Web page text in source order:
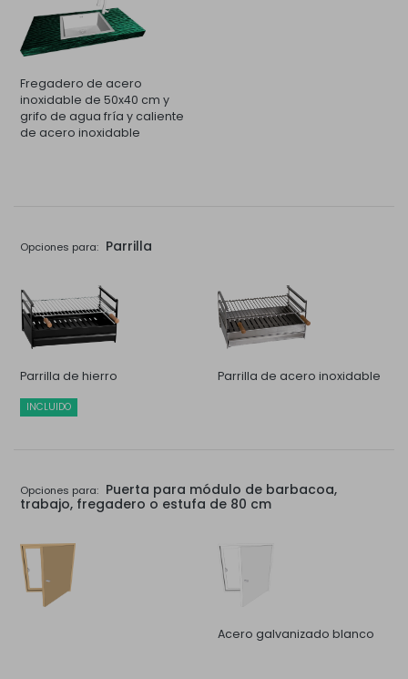
Fregadero de acero
inoxidable de 50x40 cm y
grifo de agua fría y caliente
de acero inoxidable
Opciones para: Parrilla
Parrilla de hierro
INCLUIDO
Parrilla de acero inoxidable
Opciones para: Puerta para módulo de barbacoa,
trabajo, fregadero o estufa de 80 cm
Acero galvanizado blanco